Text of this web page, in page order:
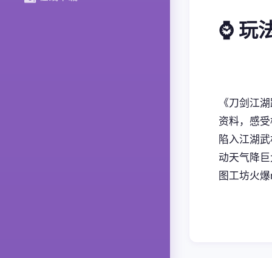
⌚ 玩
《刀剑江
资料，感
陷入江湖
动天气降
图工坊火